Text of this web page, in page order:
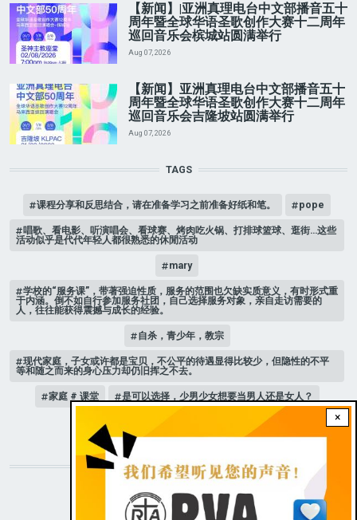
×
【新闻】|亚洲真理电台中文部播音五十
周年暨全球华语圣歌创作大赛十二周年
巡回音乐会槟城站圆满举行
Aug 07, 2026
【新闻】亚洲真理电台中文部播音五十
周年暨全球华语圣歌创作大赛十二周年
巡回音乐会吉隆坡站圆满举行
Aug 07, 2026
TAGS
课程分享和反思结合，请在准备学习之前准备好纸和笔。 pope
唱歌、看电影、听演唱会、看球赛、烤肉吃火锅、打排球篮球、逛街…这些
活动似乎是代代年轻人都很熟悉的休閒活动
mary
学校的“服务课”，带著强迫性质，服务的范围也欠缺实质意义，有时形式重
于内涵。倒不如自行参加服务社团，自己选择服务对象，亲自走访需要的
人，往往能获得震撼与成长的经验。
自杀，青少年，教宗
现代家庭，子女或许都是宝贝，不公平的待遇显得比较少，但隐性的不平
等和随之而来的身心压力却仍旧挥之不去。
家庭 # 课堂 是可以选择，少男少女想要当男人还是女人？
STAY CONNECTED WITH US!